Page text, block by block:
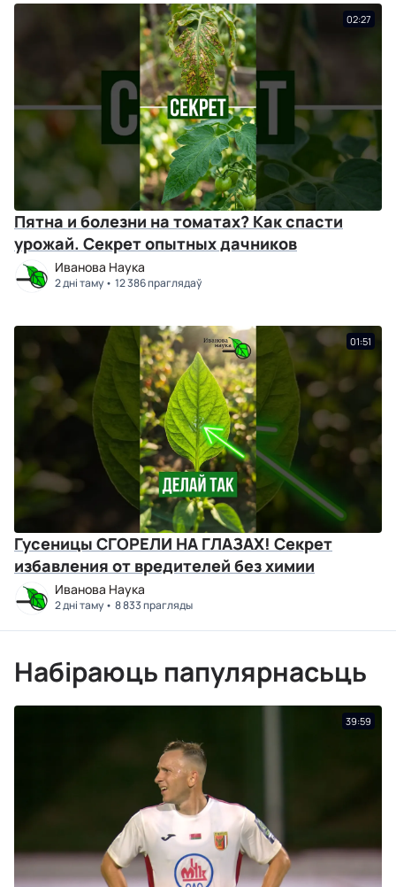
02:27
Пятна и болезни на томатах? Как спасти
урожай. Секрет опытных дачников
Иванова Наука
2 дні таму 12 386 праглядаў
01:51
Гусеницы СГОРЕЛИ НА ГЛАЗАХ! Секрет
избавления от вредителей без химии
Иванова Наука
2 дні таму 8 833 прагляды
Набіраюць папулярнасьць
39:59